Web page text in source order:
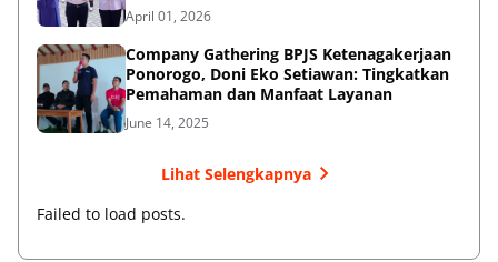
April 01, 2026
Company Gathering BPJS Ketenagakerjaan
Ponorogo, Doni Eko Setiawan: Tingkatkan
Pemahaman dan Manfaat Layanan
June 14, 2025
Lihat Selengkapnya
Failed to load posts.